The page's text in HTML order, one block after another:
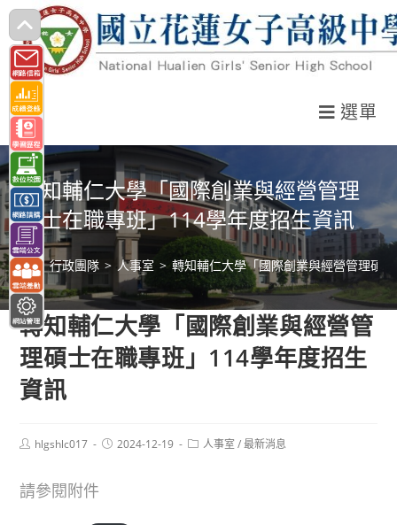
跳
轉
至
主
要
內
容
選單
轉知輔仁大學「國際創業與經營管理
碩士在職專班」114學年度招生資訊
> 行政團隊 > 人事室 > 轉知輔仁大學「國際創業與經營管理碩
轉知輔仁大學「國際創業與經營管
理碩士在職專班」114學年度招生
資訊
Posthlgshlc017
Post2024-12-19
Post人事室 / 最新消息
請參閱附件